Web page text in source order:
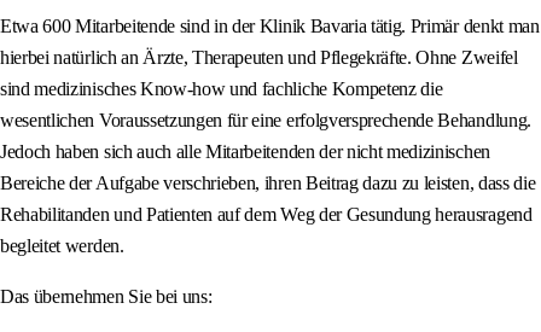
Etwa 600 Mitarbeitende sind in der Klinik Bavaria tätig. Primär denkt man
hierbei natürlich an Ärzte, Therapeuten und Pflegekräfte. Ohne Zweifel
sind medizinisches Know-how und fachliche Kompetenz die
wesentlichen Voraussetzungen für eine erfolgversprechende Behandlung.
Jedoch haben sich auch alle Mitarbeitenden der nicht medizinischen
Bereiche der Aufgabe verschrieben, ihren Beitrag dazu zu leisten, dass die
Rehabilitanden und Patienten auf dem Weg der Gesundung herausragend
begleitet werden.
Das übernehmen Sie bei uns: